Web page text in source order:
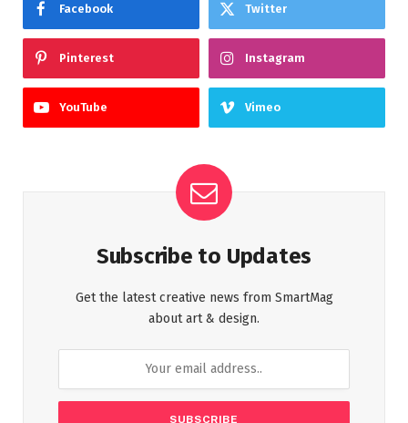
Facebook Twitter
Pinterest Instagram
YouTube Vimeo
Subscribe to Updates
Get the latest creative news from SmartMag
about art & design.